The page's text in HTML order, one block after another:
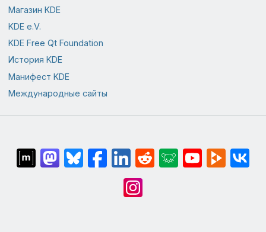
Магазин KDE
KDE e.V.
KDE Free Qt Foundation
История KDE
Манифест KDE
Международные сайты